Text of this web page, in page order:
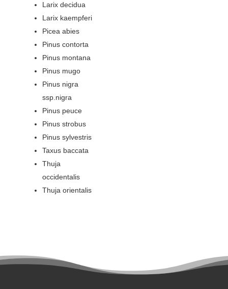
Larix decidua
Larix kaempferi
Picea abies
Pinus contorta
Pinus montana
Pinus mugo
Pinus nigra
ssp.nigra
Pinus peuce
Pinus strobus
Pinus sylvestris
Taxus baccata
Thuja
occidentalis
Thuja orientalis